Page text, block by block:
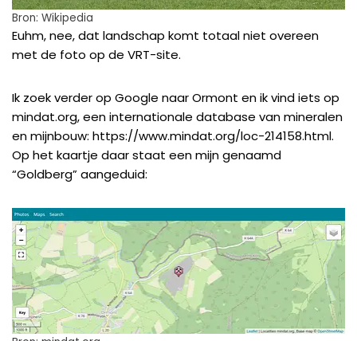
Bron: Wikipedia
Euhm, nee, dat landschap komt totaal niet overeen
met de foto op de VRT-site.
Ik zoek verder op Google naar Ormont en ik vind iets op
mindat.org, een internationale database van mineralen
en mijnbouw: https://www.mindat.org/loc-214158.html.
Op het kaartje daar staat een mijn genaamd
“Goldberg” aangeduid: